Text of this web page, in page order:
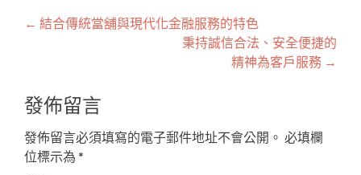
文
覽
← 結合傳統當舖與現代化金融服務的特色
秉持誠信合法、安全便捷的
精神為客戶服務 →
發佈留言
發佈留言必須填寫的電子郵件地址不會公開。 必填欄
位標示為 *